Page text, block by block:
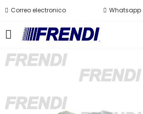
Correo electronico Whatsapp